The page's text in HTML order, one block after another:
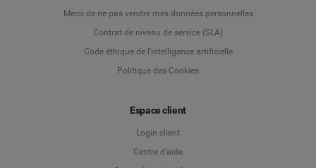
Merci de ne pas vendre mes données personnelles
Contrat de niveau de service (SLA)
Code éthique de l'intelligence artificielle
Politique des Cookies
Espace client
Login client
Centre d’aide
English
Español